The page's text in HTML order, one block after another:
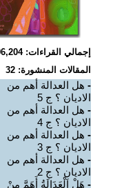
إجمالي القراءات: 106,204
المقالات المنشورة: 32
- هل العدالة أهم من
الاديان ؟ ج 5
- هل العدالة أهم من
الاديان ؟ ج 4
- هل العدالة أهم من
الاديان ؟ ج 3
- هل العدالة أهم من
الاديان ؟ ج 2
- هَلْ اَلْعَدَالَةُ أَهَمَّ مِنْ